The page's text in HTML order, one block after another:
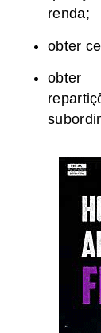
renda;
obter
obter